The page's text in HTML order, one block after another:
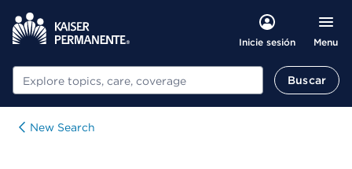
Inicie sesión Menu
Buscar Buscar
New Search